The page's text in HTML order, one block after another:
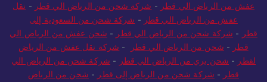
عفش من الرياض الي قطر - شركة شحن من الرياض الي قطر - نقل
عفش من الرياض الي قطر - شركة شحن من السعودية إلى
قطر - شركة شحن من الرياض الي قطر - شحن عفش من الرياض الي
قطر - شحن من الرياض الي قطر - شركة نقل عفش من الرياض
لقطر - شحن بري من الرياض الي قطر - شركة شحن من الرياض الي
قطر - شركة شحن من الرياض إلى قطر - شحن من الرياض